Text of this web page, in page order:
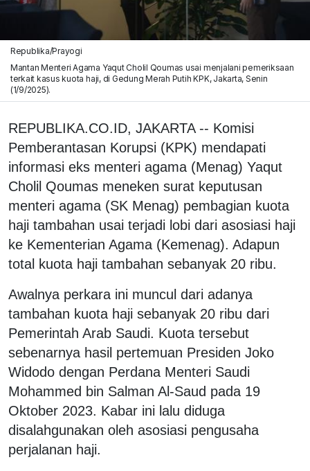
Republika/Prayogi
Mantan Menteri Agama Yaqut Cholil Qoumas usai menjalani pemeriksaan
terkait kasus kuota haji, di Gedung Merah Putih KPK, Jakarta, Senin
(1/9/2025).
REPUBLIKA.CO.ID, JAKARTA -- Komisi
Pemberantasan Korupsi (KPK) mendapati
informasi eks menteri agama (Menag) Yaqut
Cholil Qoumas meneken surat keputusan
menteri agama (SK Menag) pembagian kuota
haji tambahan usai terjadi lobi dari asosiasi haji
ke Kementerian Agama (Kemenag). Adapun
total kuota haji tambahan sebanyak 20 ribu.
Awalnya perkara ini muncul dari adanya
tambahan kuota haji sebanyak 20 ribu dari
Pemerintah Arab Saudi. Kuota tersebut
sebenarnya hasil pertemuan Presiden Joko
Widodo dengan Perdana Menteri Saudi
Mohammed bin Salman Al-Saud pada 19
Oktober 2023. Kabar ini lalu diduga
disalahgunakan oleh asosiasi pengusaha
perjalanan haji.